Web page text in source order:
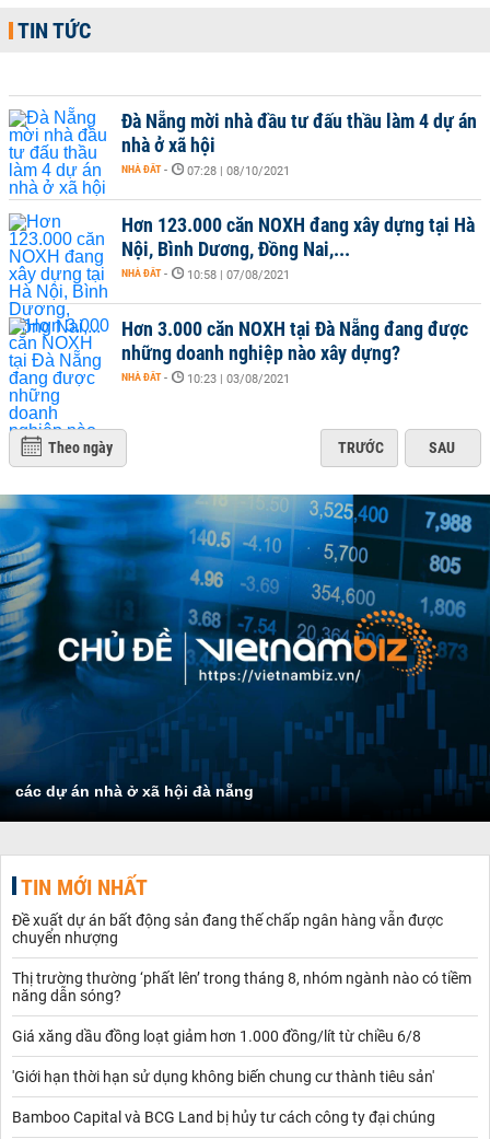
TIN TỨC
Đà Nẵng mời nhà đầu tư đấu thầu làm 4 dự án
nhà ở xã hội
NHÀ ĐẤT - 07:28 | 08/10/2021
Hơn 123.000 căn NOXH đang xây dựng tại Hà
Nội, Bình Dương, Đồng Nai,...
NHÀ ĐẤT - 10:58 | 07/08/2021
Hơn 3.000 căn NOXH tại Đà Nẵng đang được
những doanh nghiệp nào xây dựng?
NHÀ ĐẤT - 10:23 | 03/08/2021
Theo ngày TRƯỚC SAU
các dự án nhà ở xã hội đà nẵng
TIN MỚI NHẤT
Đề xuất dự án bất động sản đang thế chấp ngân hàng vẫn được
chuyển nhượng
Thị trường thường ‘phất lên’ trong tháng 8, nhóm ngành nào có tiềm
năng dẫn sóng?
Giá xăng dầu đồng loạt giảm hơn 1.000 đồng/lít từ chiều 6/8
'Giới hạn thời hạn sử dụng không biến chung cư thành tiêu sản'
Bamboo Capital và BCG Land bị hủy tư cách công ty đại chúng